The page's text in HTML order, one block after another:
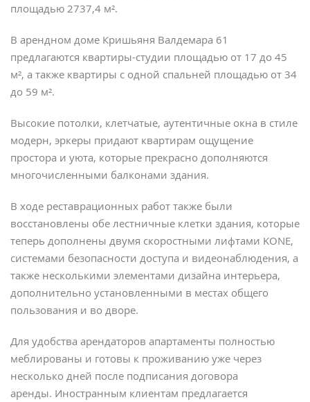
площадью 2737,4 м².
В арендном доме Кришьяня Валдемара 61
предлагаются квартиры-студии площадью от 17 до 45
м², а также квартиры с одной спальней площадью от 34
до 59 м².
Высокие потолки, клетчатые, аутентичные окна в стиле
модерн, эркеры придают квартирам ощущение
простора и уюта, которые прекрасно дополняются
многочисленными балконами здания.
В ходе реставрационных работ также были
восстановлены обе лестничные клетки здания, которые
теперь дополнены двумя скоростными лифтами KONE,
системами безопасности доступа и видеонаблюдения, а
также несколькими элементами дизайна интерьера,
дополнительно установленными в местах общего
пользования и во дворе.
Для удобства арендаторов апартаменты полностью
меблированы и готовы к проживанию уже через
несколько дней после подписания договора
аренды. Иностранным клиентам предлагается